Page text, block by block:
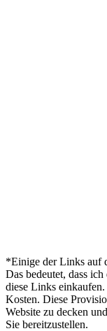
*Einige der Links auf
Das bedeutet, dass
diese Links einkaufen.
Kosten. Diese
Website zu decken
Sie bereitzustellen.